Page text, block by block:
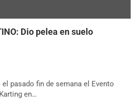
Dio pelea en suelo
pasado fin de semana el Evento
en…